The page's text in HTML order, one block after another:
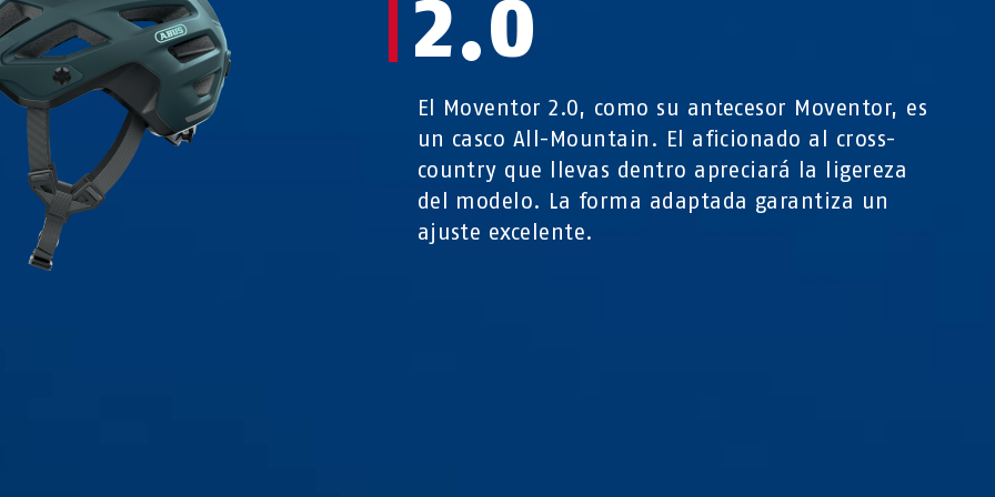
2.0
El Moventor 2.0, como su antecesor Moventor, es
un casco All-Mountain. El aficionado al cross-
country que llevas dentro apreciará la ligereza
del modelo. La forma adaptada garantiza un
ajuste excelente.